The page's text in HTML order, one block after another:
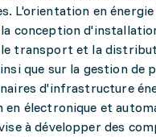
L'orientation en
conception
transport et la
que sur la gestion de
d'infrastructure
en électronique et
à développer des